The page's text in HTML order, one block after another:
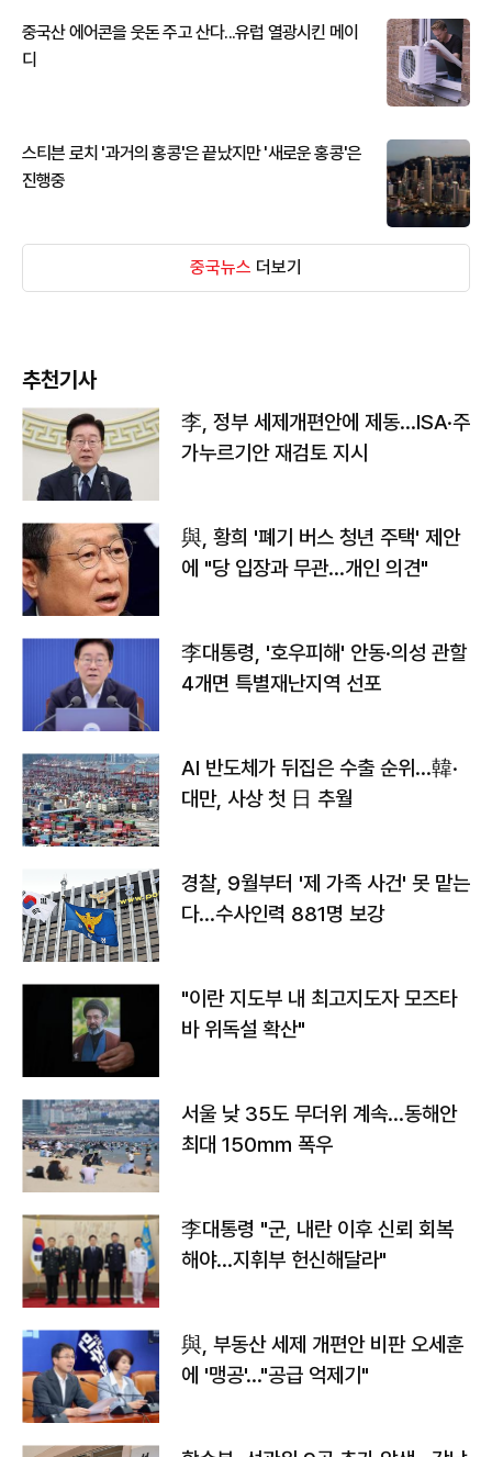
중국산 에어콘을 웃돈 주고 산다...유럽 열광시킨 메이
디
스티븐 로치 '과거의 홍콩'은 끝났지만 '새로운 홍콩'은
진행중
중국뉴스 더보기
추천기사
李, 정부 세제개편안에 제동…ISA·주
가누르기안 재검토 지시
與, 황희 '폐기 버스 청년 주택' 제안
에 "당 입장과 무관…개인 의견"
李대통령, '호우피해' 안동·의성 관할
4개면 특별재난지역 선포
AI 반도체가 뒤집은 수출 순위…韓·
대만, 사상 첫 日 추월
경찰, 9월부터 '제 가족 사건' 못 맡는
다…수사인력 881명 보강
"이란 지도부 내 최고지도자 모즈타
바 위독설 확산"
서울 낮 35도 무더위 계속…동해안
최대 150㎜ 폭우
李대통령 "군, 내란 이후 신뢰 회복
해야…지휘부 헌신해달라"
與, 부동산 세제 개편안 비판 오세훈
에 '맹공'…"공급 억제기"